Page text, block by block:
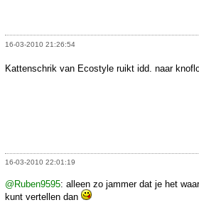
16-03-2010 21:26:54
Kattenschrik van Ecostyle ruikt idd. naar
16-03-2010 22:01:19
@Ruben9595: alleen zo jammer dat je het
kunt vertellen dan